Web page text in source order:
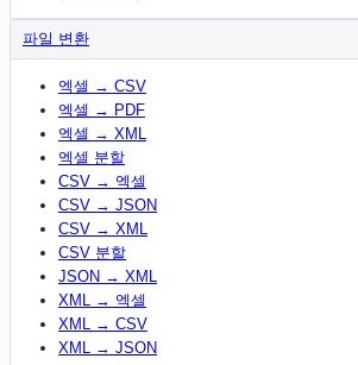
파일 변환
엑셀 → CSV
엑셀 → PDF
엑셀 → XML
엑셀 분할
CSV → 엑셀
CSV → JSON
CSV → XML
CSV 분할
JSON → XML
XML → 엑셀
XML → CSV
XML → JSON